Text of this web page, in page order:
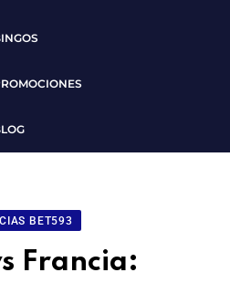
BET593
Francia: